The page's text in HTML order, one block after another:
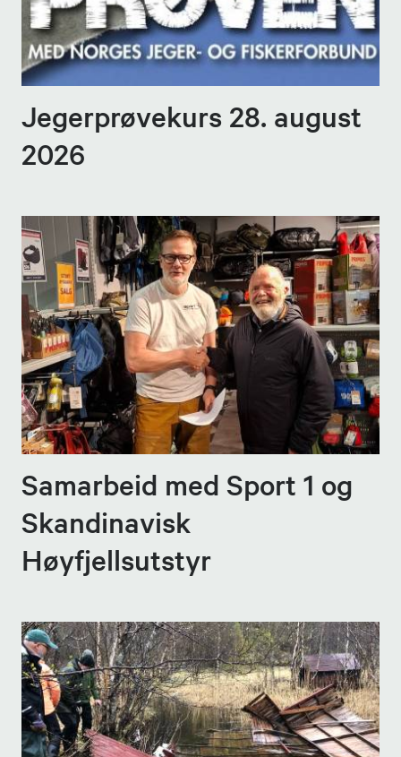
Jegerprøvekurs 28. august
2026
Samarbeid med Sport 1 og
Skandinavisk
Høyfjellsutstyr